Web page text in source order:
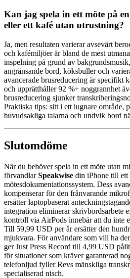
Kan jag spela in ett möte på
eller ett kafé utan utrustning?
Ja, men resultaten varierar avsevärt
och kafémiljöer är bland de mest
inspelning på grund av
angränsande bord, köksbuller och
avancerade brusreducering är specifikt
och upprätthåller 92 %+ noggrannhet
brusreducering sjunker
Praktiska tips: sitt i ett lugnare område,
huvudsakliga talarna och undvik bord
Slutomdöme
När du behöver spela in ett möte utan
förvandlarSpeakwise din iPhone till ett
mötesdokumentationssystem. Dess
kompenserar för den frånvarande
ersätter laptopbaserat
integration eliminerar skrivbordsarbete
kontroll via AirPods innebär att du inte
Till 59,99 USD per år ersätter den
mjukvara. För användare som vill ha
ger Just Press Record till 4,99 USD
för situationer som kräver garanterad
telefonljud fyller Revs mänskliga
specialiserad nisch.